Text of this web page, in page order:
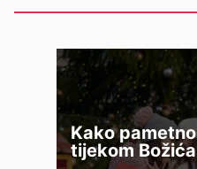
Kako
tijekom